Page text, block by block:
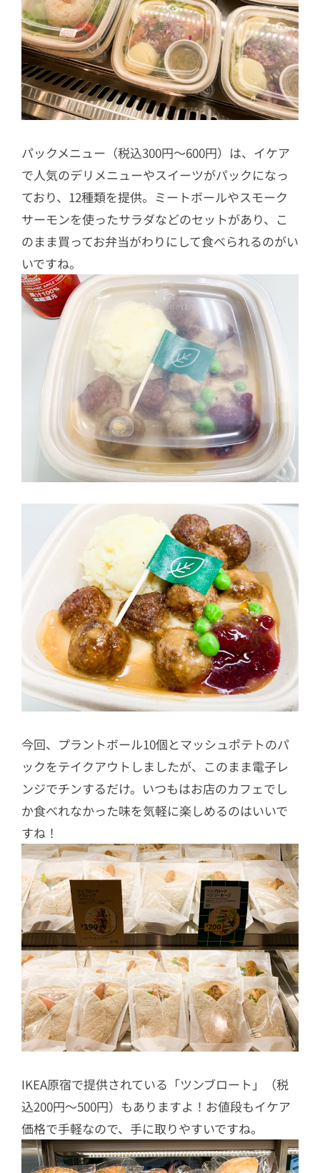
パックメニュー（税込300円〜600円）は、イケア
で人気のデリメニューやスイーツがパックになっ
ており、12種類を提供。ミートボールやスモーク
サーモンを使ったサラダなどのセットがあり、こ
のまま買ってお弁当がわりにして食べられるのがい
いですね。
今回、プラントボール10個とマッシュポテトのパ
ックをテイクアウトしましたが、このまま電子レ
ンジでチンするだけ。いつもはお店のカフェでし
か食べれなかった味を気軽に楽しめるのはいいで
すね！
IKEA原宿で提供されている「ツンブロート」（税
込200円〜500円）もありますよ！お値段もイケア
価格で手軽なので、手に取りやすいですね。